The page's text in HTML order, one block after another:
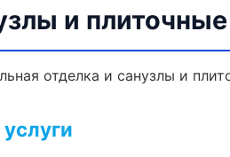
и
отделка и санузлы и